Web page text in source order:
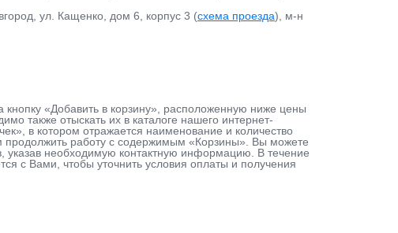
ул. Кащенко, дом 6, корпус 3 (схема проезда), м-н
«Добавить в корзину», расположенную ниже цены
также отыскать их в каталоге нашего интернет-
в котором отражается наименование и количество
продолжить работу с содержимым «Корзины». Вы можете
указав необходимую контактную информацию. В течение
с Вами, чтобы уточнить условия оплаты и получения